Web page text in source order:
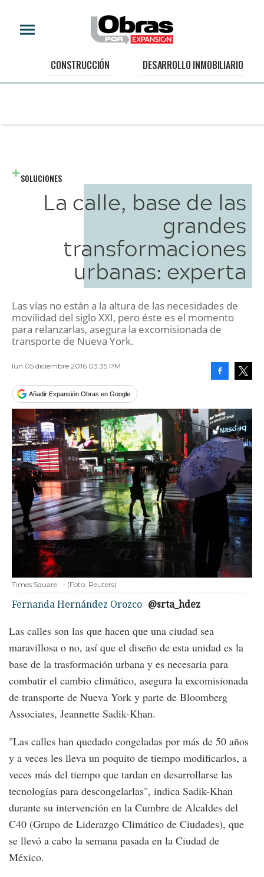
CONSTRUCCIÓN DESARROLLO INMOBILIARIO
SOLUCIONES
La calle, base de las
grandes
transformaciones
urbanas: experta
Las vías no están a la altura de las necesidades de
movilidad del siglo XXI, pero éste es el momento
para relanzarlas, asegura la excomisionada de
transporte de Nueva York.
lun 05 diciembre 2016 03:35 PM
Añadir Expansión Obras en Google
Times Square - (Foto: Reuters)
Fernanda Hernández Orozco @srta_hdez
Las calles son las que hacen que una ciudad sea
maravillosa o no, así que el diseño de esta unidad es la
base de la trasformación urbana y es necesaria para
combatir el cambio climático, asegura la excomisionada
de transporte de Nueva York y parte de Bloomberg
Associates, Jeannette Sadik-Khan.
"Las calles han quedado congeladas por más de 50 años
y a veces les lleva un poquito de tiempo modificarlos, a
veces más del tiempo que tardan en desarrollarse las
tecnologías para descongelarlas", indica Sadik-Khan
durante su intervención en la Cumbre de Alcaldes del
C40 (Grupo de Liderazgo Climático de Ciudades), que
se llevó a cabo la semana pasada en la Ciudad de
México.